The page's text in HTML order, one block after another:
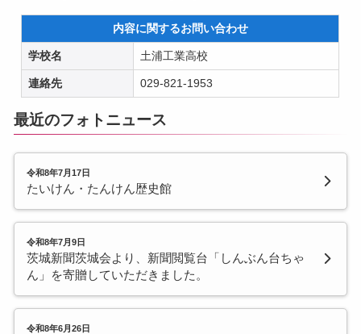
内容に関するお問い合わせ
学校名 土浦工業高校
連絡先 029-821-1953
最近のフォトニュース
令和8年7月17日
たいけん・たんけん歴史館
令和8年7月9日
茨城新聞茨城会より、新聞閲覧台「しんぶん台ちゃ
ん」を寄贈していただきました。
令和8年6月26日